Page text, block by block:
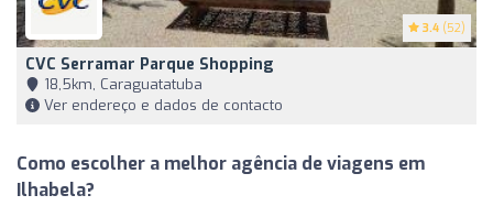
3.4 (52)
CVC Serramar Parque Shopping
18,5km, Caraguatatuba
Ver endereço e dados de contacto
Como escolher a melhor agência de viagens em
Ilhabela?